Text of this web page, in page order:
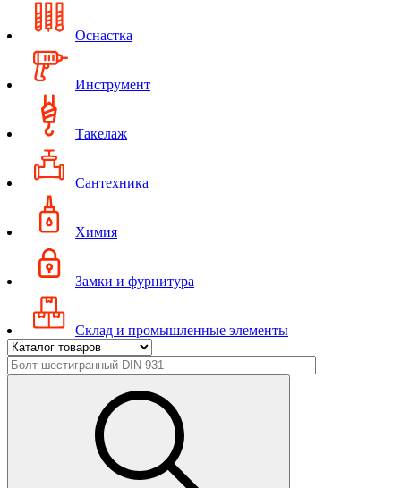
Оснастка
Инструмент
Такелаж
Сантехника
Химия
Замки и фурнитура
Склад и промышленные элементы